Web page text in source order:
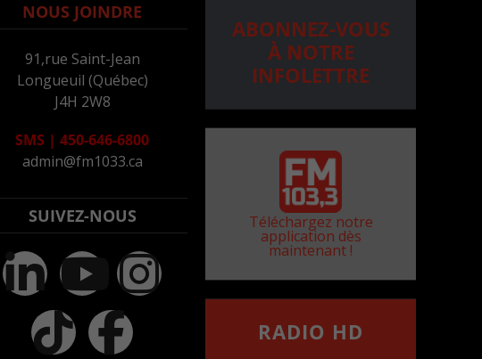
NOUS JOINDRE
91,rue Saint-Jean
Longueuil (Québec)
J4H 2W8
SMS | 450-646-6800
admin@fm1033.ca
SUIVEZ-NOUS
ABONNEZ-VOUS
À NOTRE
INFOLETTRE
Téléchargez notre
application dès
maintenant !
RADIO HD